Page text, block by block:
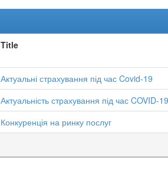
Title
Актуальні страхування під час Covid-19
Актуальність страхування під час COVID-19
Конкуренція на ринку послуг